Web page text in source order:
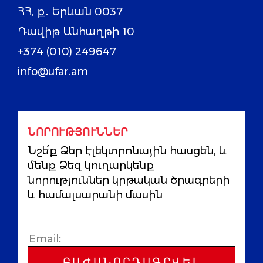
ՀՀ, ք․ Երևան 0037
Դավիթ Անհաղթի 10
+374 (010) 249647
info@ufar.am
ՆՈՐՈՒԹՅՈՒՆՆԵՐ
Նշե՛ք Ձեր էլեկտրոնային հասցեն, և
մենք Ձեզ կուղարկենք
նորություններ կրթական ծրագրերի
և համալսարանի մասին